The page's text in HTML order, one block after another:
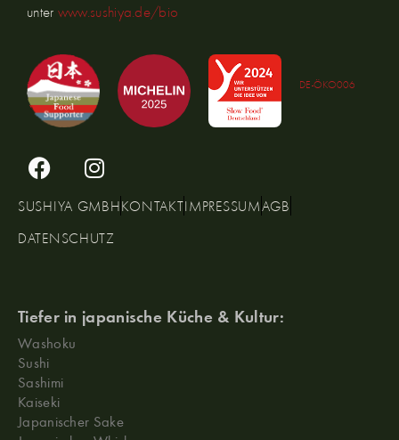
unter www.sushiya.de/bio
DE-ÖKO006
SUSHIYA GMBHKONTAKTIMPRESSUMAGB
DATENSCHUTZ
Tiefer in japanische Küche & Kultur:
Washoku
Sushi
Sashimi
Kaiseki
Japanischer Sake